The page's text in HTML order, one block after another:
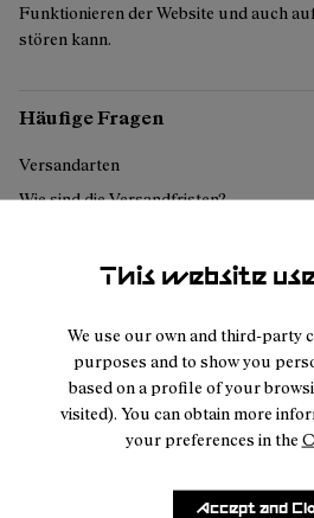
This website
We use our own and third-party
purposes and to show you
based on a profile of your
visited). You can obtain more
your preferences in the
Accept and
Funktionieren der Website und auch
stören kann.
Häufige Fragen
Versandarten
Wie sind die Versandfristen?
Sichere Bezahlung
Können Sie
Kontaktiere